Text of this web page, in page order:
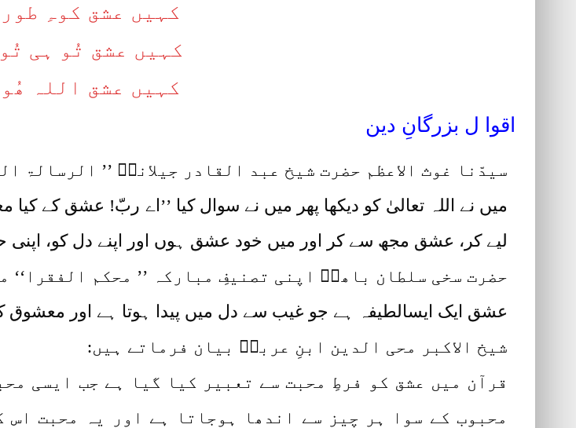
کہیں عشق کوہِ
کہیں عشق تُو ہی
کہیں عشق اللہ
اقوا ل بزرگانِ دین
سیدّنا غوث الاعظم حضرت شیخ عبد القادر جیلانیؓ ’’ الرسالۃ
میں نے اللہ تعالیٰ کو دیکھا پھر میں نے سوال کیا ’’اے ربّ! عشق کے
لیے کر، عشق مجھ سے کر اور میں خود عشق ہوں اور اپنے دل کو، اپنی
حضرت سخی سلطان باھوؒ اپنی تصنیفِ مبارکہ ’’ محکم الفقرا‘‘
عشق ایک ایسالطیفہ ہے جو غیب سے دل میں پیدا ہوتا ہے اور معشوق
شیخ الاکبر محی الدین ابنِ عربیؒ بیان فرماتے ہیں:
قرآن میں عشق کو فرطِ محبت سے تعبیر کیا گیا ہے جب ایسی
محبوب کے سوا ہر چیز سے اندھا ہوجاتا ہے اور یہ محبت